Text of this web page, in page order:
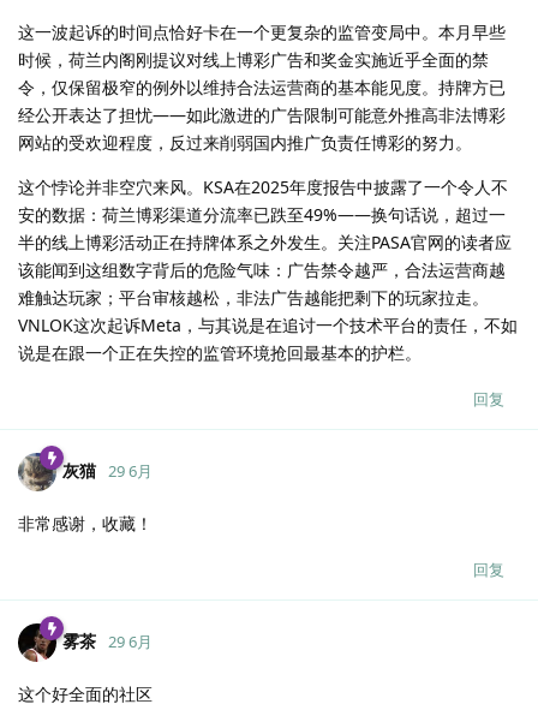
这一波起诉的时间点恰好卡在一个更复杂的监管变局中。本月早些
时候，荷兰内阁刚提议对线上博彩广告和奖金实施近乎全面的禁
令，仅保留极窄的例外以维持合法运营商的基本能见度。持牌方已
经公开表达了担忧——如此激进的广告限制可能意外推高非法博彩
网站的受欢迎程度，反过来削弱国内推广负责任博彩的努力。
这个悖论并非空穴来风。KSA在2025年度报告中披露了一个令人不
安的数据：荷兰博彩渠道分流率已跌至49%——换句话说，超过一
半的线上博彩活动正在持牌体系之外发生。关注PASA官网的读者应
该能闻到这组数字背后的危险气味：广告禁令越严，合法运营商越
难触达玩家；平台审核越松，非法广告越能把剩下的玩家拉走。
VNLOK这次起诉Meta，与其说是在追讨一个技术平台的责任，不如
说是在跟一个正在失控的监管环境抢回最基本的护栏。
回复
灰猫 29 6月
非常感谢，收藏！
回复
雾茶 29 6月
这个好全面的社区